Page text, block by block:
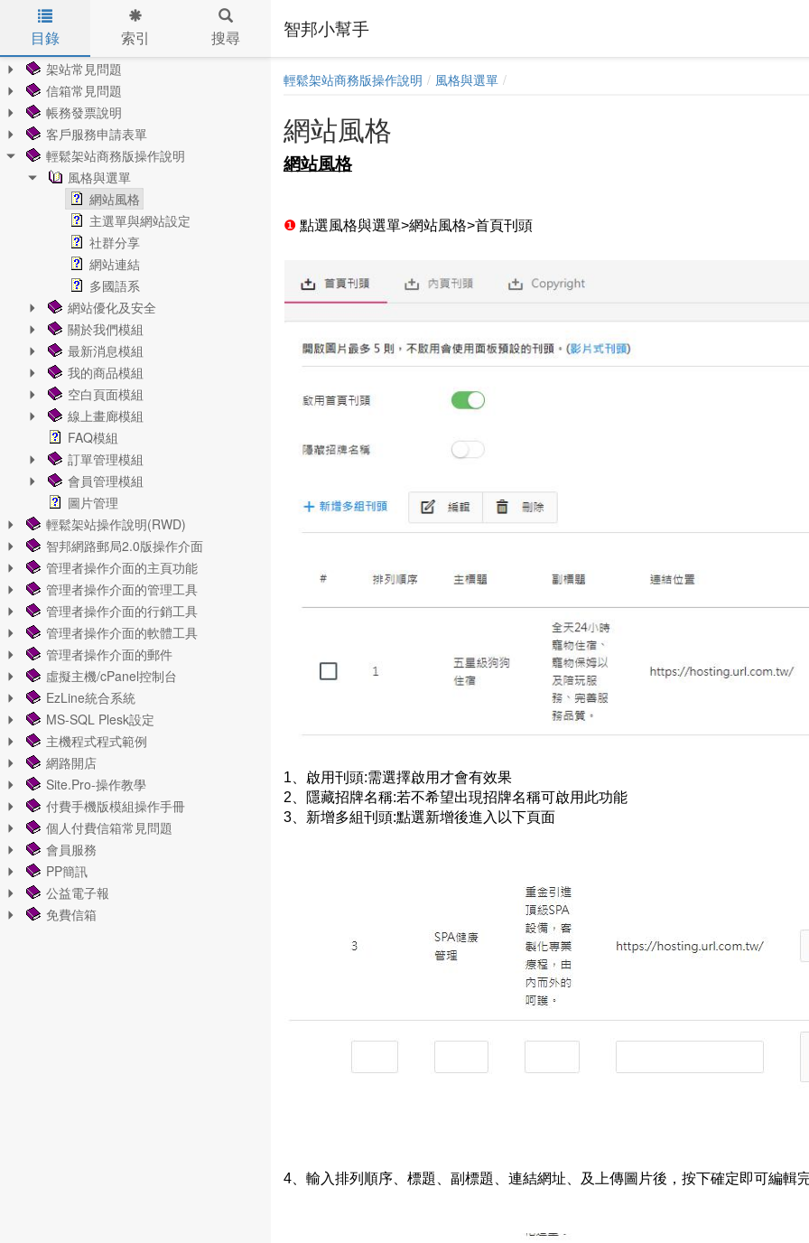
Skip to main content
智邦小幫手
目錄 索引 搜尋
架站常見問題
信箱常見問題
帳務發票說明
客戶服務申請表單
輕鬆架站商務版操作說明
風格與選單
網站風格
主選單與網站設定
社群分享
網站連結
多國語系
網站優化及安全
關於我們模組
最新消息模組
我的商品模組
空白頁面模組
線上畫廊模組
FAQ模組
訂單管理模組
會員管理模組
圖片管理
輕鬆架站操作說明(RWD)
智邦網路郵局2.0版操作介面
管理者操作介面的主頁功能
管理者操作介面的管理工具
管理者操作介面的行銷工具
管理者操作介面的軟體工具
管理者操作介面的郵件
虛擬主機/cPanel控制台
EzLine統合系統
MS-SQL Plesk設定
主機程式程式範例
網路開店
Site.Pro-操作教學
付費手機版模組操作手冊
個人付費信箱常見問題
會員服務
PP簡訊
公益電子報
免費信箱
輕鬆架站商務版操作說明 風格與選單
網站風格
網站風格
❶ 點選風格與選單>網站風格>首頁刊頭
1、啟用刊頭:需選擇啟用才會有效果
2、隱藏招牌名稱:若不希望出現招牌名稱可啟用此功能
3、新增多組刊頭:點選新增後進入以下頁面
4、輸入排列順序、標題、副標題、連結網址、及上傳圖片後，按下確定即可編輯